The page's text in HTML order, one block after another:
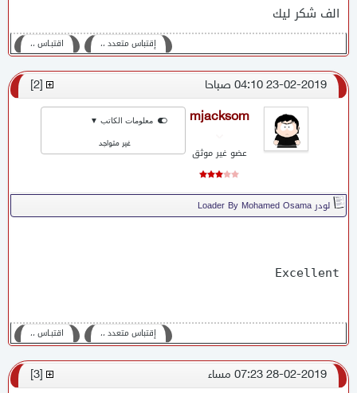
الف شكر ليك
اقتبـاس ،، إقتباس متعدد ،،
23-02-2019 04:10 صباحا [
2
mjacksom
عضو غير موثق
معلومات الكاتب ▼
غير متواجد
لودر Loader By Mohamed Osama
Excellent
اقتبـاس ،، إقتباس متعدد ،،
28-02-2019 07:23 مساء [
3